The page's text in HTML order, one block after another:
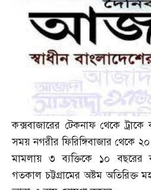
কক্সবাজারের টেকনাফ থেকে
সময় নগরীর ফিরিঙ্গিবাজার থেকে
মামলায় ৩ ব্যক্তিকে ১০ বছরের
গতকাল চট্টগ্রামের অষ্টম অতিরিক্ত